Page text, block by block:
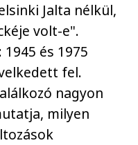
Jalta nélkül,
volt-e".
és 1975
fel.
nagyon
milyen